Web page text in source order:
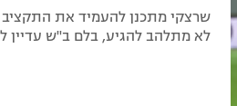
שרצקי מתכנן להעמיד את התקציב
לא מתלהב להגיע, בלם ב"ש עדיין